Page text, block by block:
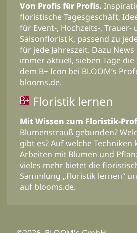
Von Profis für Profis.
floristische Tagesgeschäft,
für Event-, Hochzeits-, Trauer-
Saisonfloristik, passend zu
für jede Jahreszeit. Dazu
immer aktuell, sieben Tage
dem B+ Icon bei BLOOM’s
blooms.de.
Floristik lernen
Mit Wissen zum Floristik-
Blumenstrauß gebunden?
gibt es? Auf welche Techniken
Arbeiten mit Blumen und
vieles mehr bietet die
Sammlung „Floristik lernen“
auf blooms.de.